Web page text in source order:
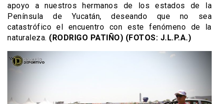
apoyo a nuestros hermanos de los estados de la
Península de Yucatán, deseando que no sea
catastrófico el encuentro con este fenómeno de la
naturaleza. (RODRIGO PATIÑO) (FOTOS: J.L.P.A.)